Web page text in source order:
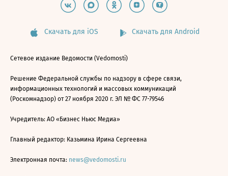
Скачать для iOS Скачать для Android
Сетевое издание Ведомости (Vedomosti)
Решение Федеральной службы по надзору в сфере связи,
информационных технологий и массовых коммуникаций
(Роскомнадзор) от 27 ноября 2020 г. ЭЛ № ФС 77-79546
Учредитель: АО «Бизнес Ньюс Медиа»
Главный редактор: Казьмина Ирина Сергеевна
Электронная почта: news@vedomosti.ru